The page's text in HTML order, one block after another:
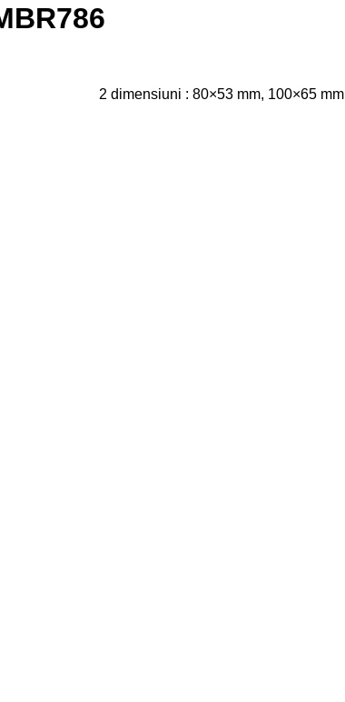
2 dimensiuni : 80×53 mm, 100×65 mm